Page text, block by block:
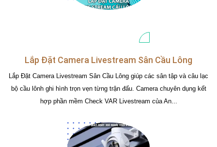
Lắp Đặt Camera Livestream Sân Cầu Lông
Lắp Đặt Camera Livestream Sân Cầu Lông giúp các sân tập và câu lạc
bộ cầu lônh ghi hình trọn vẹn từng trận đấu. Camera chuyên dụng kết
hợp phần mềm Check VAR Livestream của An...